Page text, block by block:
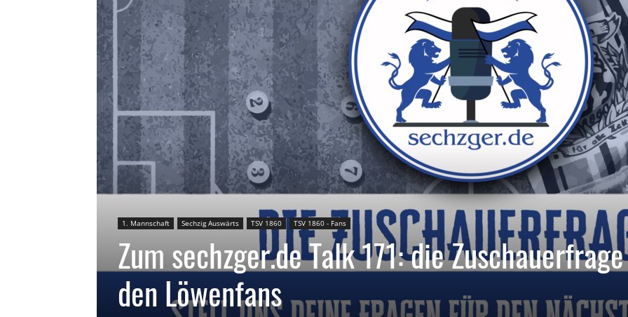
1. Mannschaft Sechzig Auswärts TSV 1860 TSV 1860 - Fans
Zum sechzger.de Talk 171: die
den Löwenfans